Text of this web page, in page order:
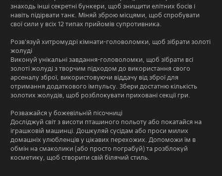
знаходь інші секретні бункери, щоб знищити елітних босів і
навіть підірвати танк. Міняй зброю місцями, щоб спробувати
свої сили у всіх 12 типах прийомів супротивника.
Розв'язуй хитромудрі кімнати-головоломки, щоб зібрати золоті
жолуді
Виконуй унікальні завдання-головоломки, щоб зібрати всі
золоті жолуді з творчим підходом до використання свого
арсеналу зброї, використовуючи віддачу від зброї для
отримання додаткового імпульсу. Збери достатню кількість
золотих жолудів, щоб розблокувати приховані секції гри.
Розважайся у божевільній пісочниці
Досліджуй світ з висоти пташиного польоту або покатайся на
іграшковій машинці. Дошкуляй сусідам або проси милих
домашніх улюбленців у цікавих перехожих. Допоможи їм в
обмін на смаколики (або просто пограбуй) та розблокуй
косметику, щоб створити свій білячий стиль.